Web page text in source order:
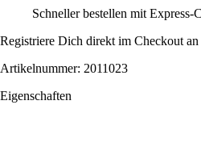
Schneller bestellen mit Express-
Registriere Dich direkt im Checkout an
Artikelnummer: 2011023
Eigenschaften